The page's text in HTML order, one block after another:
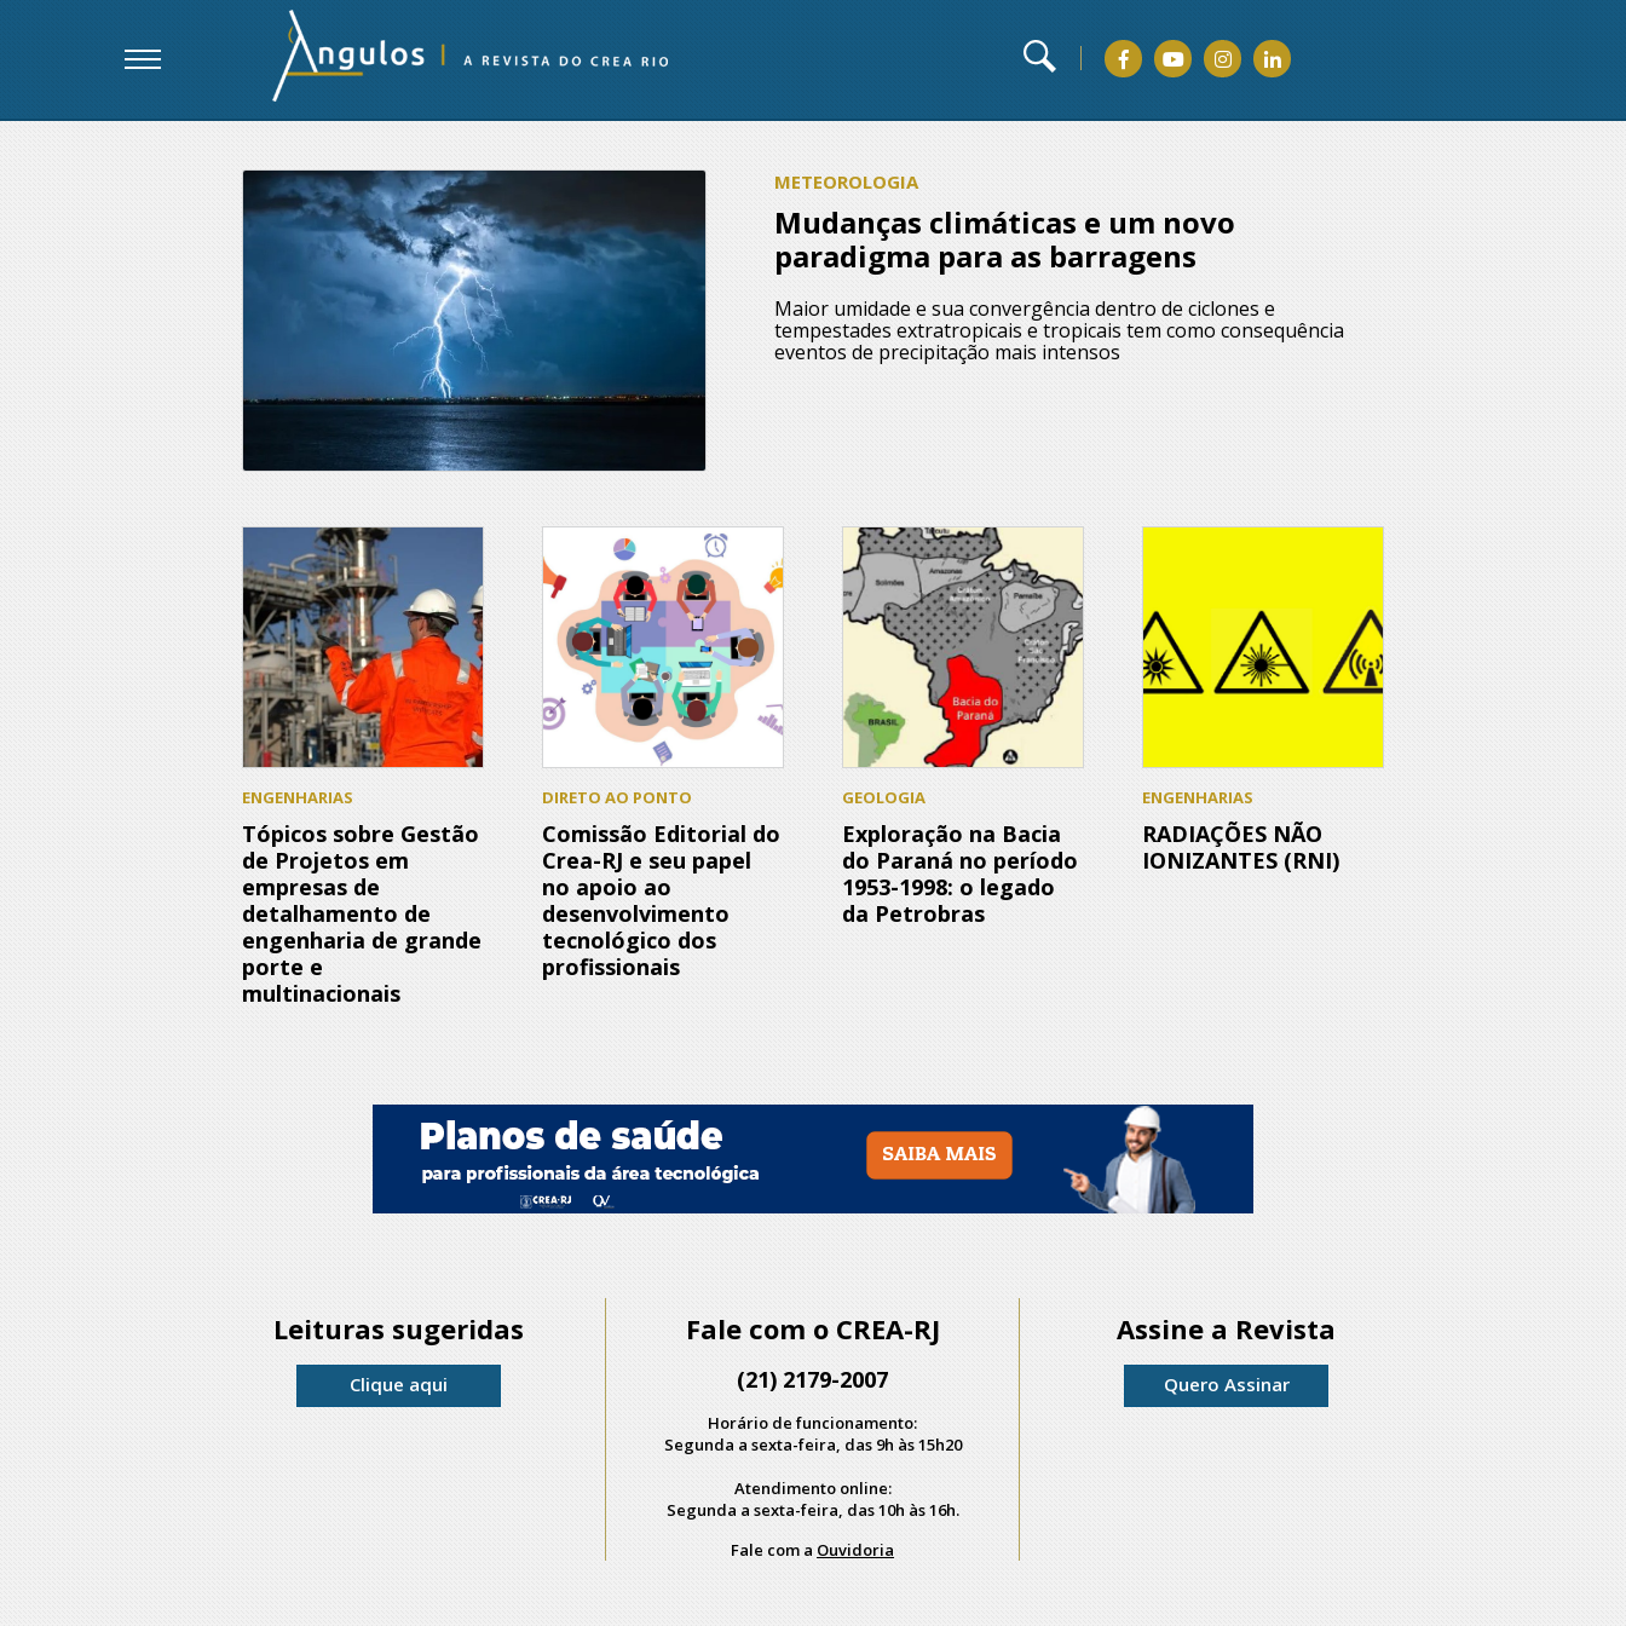
METEOROLOGIA
Mudanças climáticas e um novo
paradigma para as barragens
Maior umidade e sua convergência dentro de ciclones e
tempestades extratropicais e tropicais tem como consequência
eventos de precipitação mais intensos
ENGENHARIAS
Tópicos sobre Gestão
de Projetos em
empresas de
detalhamento de
engenharia de grande
porte e
multinacionais
DIRETO AO PONTO
Comissão Editorial do
Crea-RJ e seu papel
no apoio ao
desenvolvimento
tecnológico dos
profissionais
GEOLOGIA
Exploração na Bacia
do Paraná no período
1953-1998: o legado
da Petrobras
ENGENHARIAS
RADIAÇÕES NÃO
IONIZANTES (RNI)
Leituras sugeridas
Clique aqui
Fale com o CREA-RJ
(21) 2179-2007
Horário de funcionamento:
Segunda a sexta-feira, das 9h às 15h20
Atendimento online:
Segunda a sexta-feira, das 10h às 16h.
Fale com a Ouvidoria
Assine a Revista
Quero Assinar